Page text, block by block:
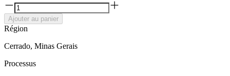
Ajouter au panier
Région
Cerrado, Minas Gerais
Processus